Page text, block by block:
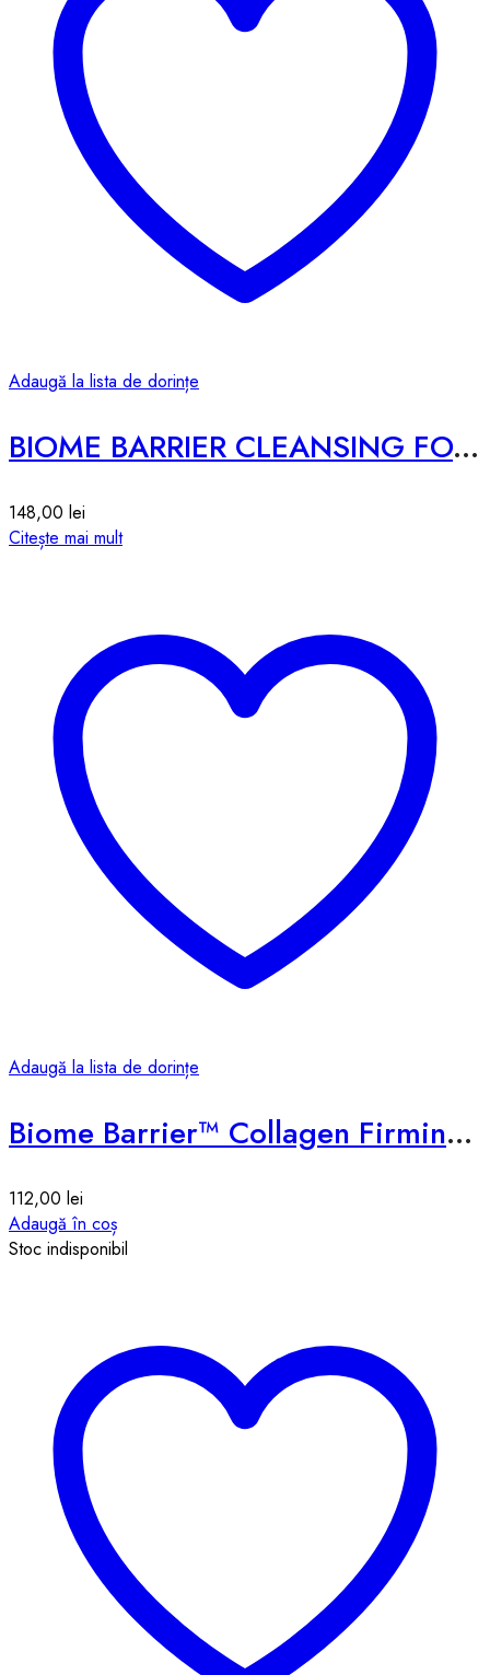
Adaugă la lista de dorințe
BIOME BARRIER CLEANSING FOAM – 120ml
148,00 lei
Citește mai mult
Adaugă la lista de dorințe
Biome Barrier™ Collagen Firming Cleansing Balm
112,00 lei
Adaugă în coș
Stoc indisponibil